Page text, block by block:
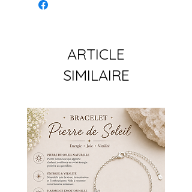
ARTICLE
SIMILAIRE